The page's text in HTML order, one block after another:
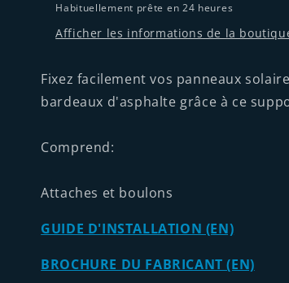
Habituellement prête en 24 heures
Afficher les informations de la
Fixez facilement vos panneaux
bardeaux d'asphalte grâce à ce
Comprend:
Attaches et boulons
GUIDE D'INSTALLATION (EN)
BROCHURE DU FABRICANT (EN)